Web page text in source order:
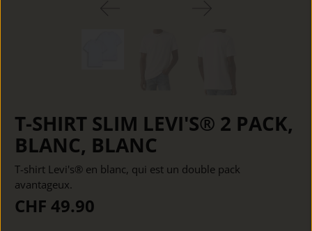
T-SHIRT SLIM LEVI'S® 2 PACK,
BLANC, BLANC
T-shirt Levi's® en blanc, qui est un double pack
avantageux.
CHF 49.90